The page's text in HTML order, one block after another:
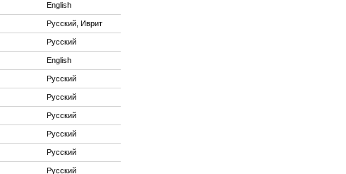
English
Русский, Иврит
Русский
English
Русский
Русский
Русский
Русский
Русский
Русский